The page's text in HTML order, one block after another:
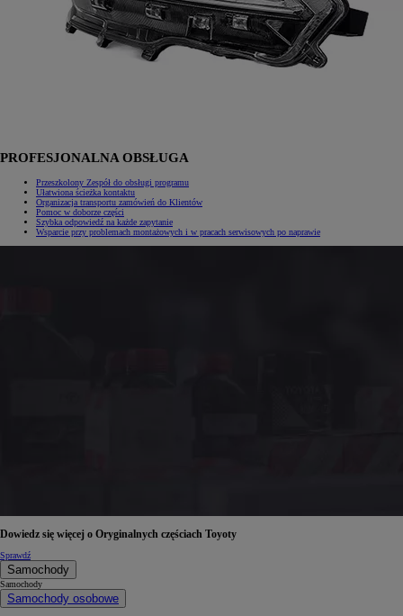
PROFESJONALNA OBSŁUGA
Przeszkolony Zespół do obsługi programu
Ułatwiona ścieżka kontaktu
Organizacja transportu zamówień do Klientów
Pomoc w doborze części
Szybka odpowiedź na każde zapytanie
Wsparcie przy problemach montażowych i w pracach serwisowych po naprawie
Dowiedz się więcej o Oryginalnych częściach Toyoty
Sprawdź
Samochody
Samochody
Samochody osobowe